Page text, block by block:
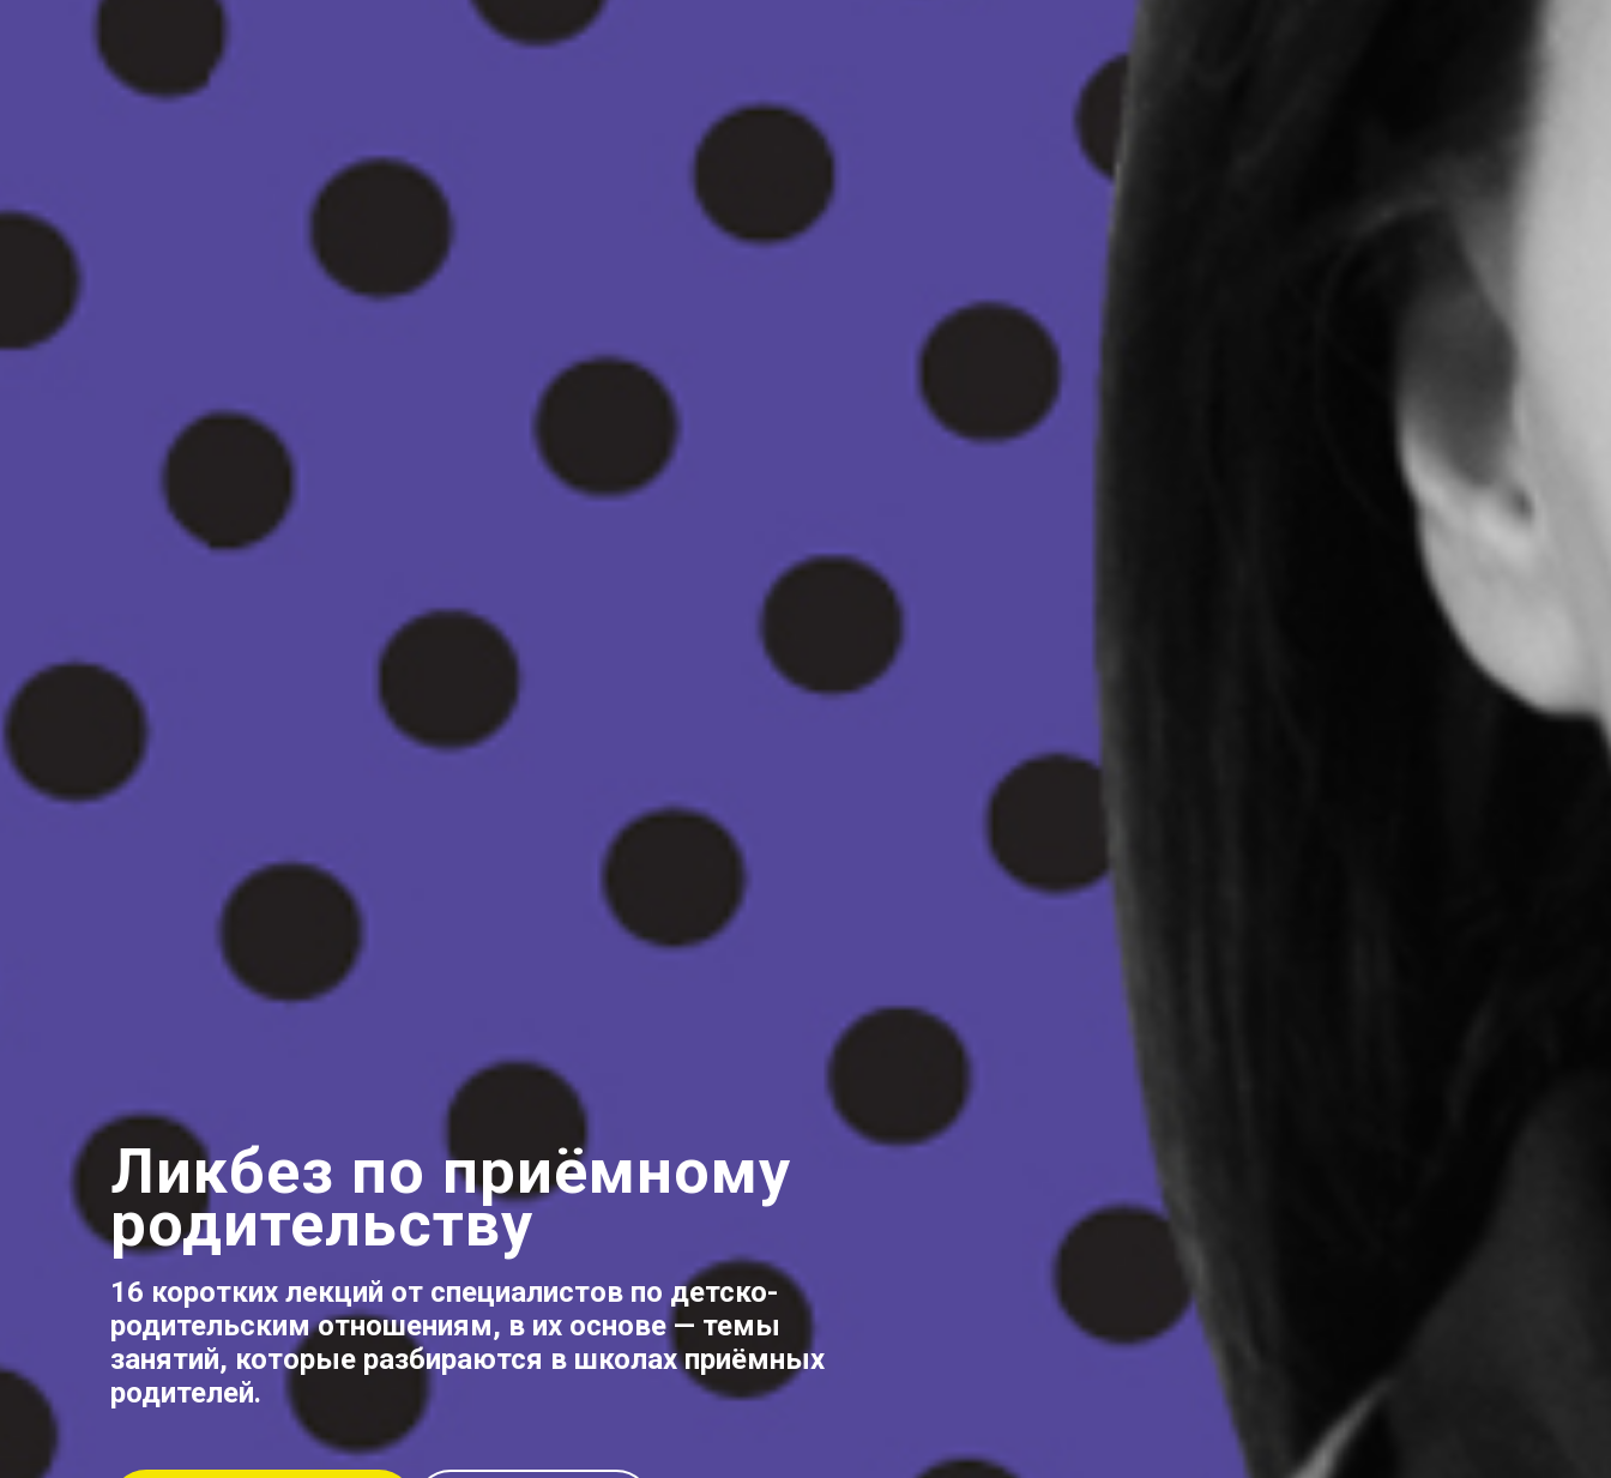
Ликбез по приёмному
родительству
16 коротких лекций от специалистов по детско-
родительским отношениям, в их основе — темы
занятий, которые разбираются в школах приёмных
родителей.